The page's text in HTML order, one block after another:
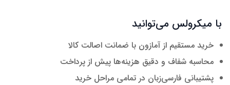
با میکرولس می‌توانید
خرید مستقیم از آمازون با ضمانت اصالت کالا
محاسبه شفاف و دقیق هزینه‌ها پیش از پرداخت
پشتیبانی فارسی‌زبان در تمامی مراحل خرید